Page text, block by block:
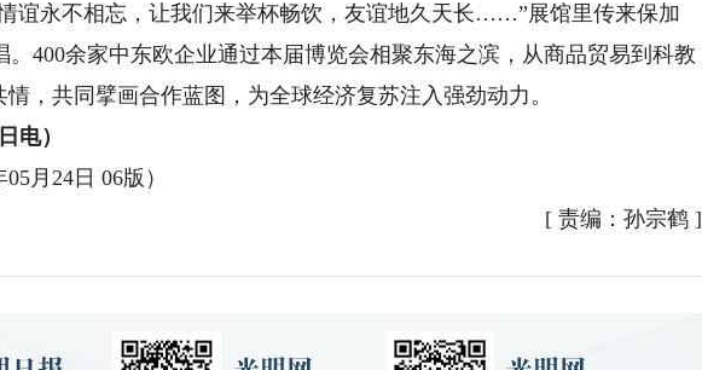
永不相忘，让我们来举杯畅饮，友谊地久天长……”展馆里传来保加
400余家中东欧企业通过本届博览会相聚东海之滨，从商品贸易到科教
，共同擘画合作蓝图，为全球经济复苏注入强劲动力。
电）
月24日 06版）
[ 责编：孙宗鹤]